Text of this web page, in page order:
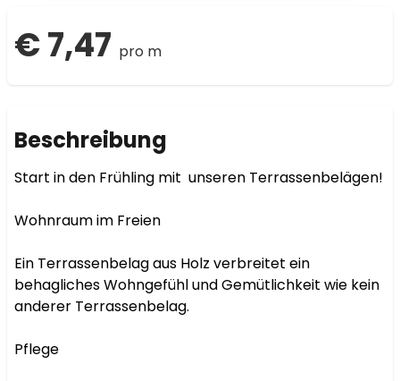
€ 7,47 pro m
Beschreibung
Start in den Frühling mit  unseren Terrassenbelägen!
Wohnraum im Freien
Ein Terrassenbelag aus Holz verbreitet ein
behagliches Wohngefühl und Gemütlichkeit wie kein
anderer Terrassenbelag.
Pflege